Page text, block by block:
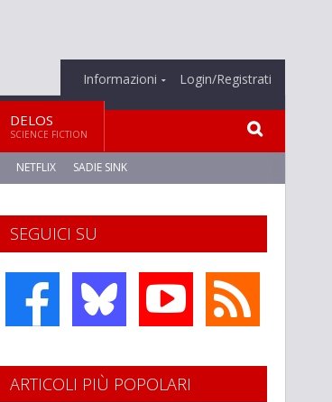
Informazioni Login/Registrati
DELOS
SCIENCE FICTION
NETFLIX SADIE SINK
SEGUICI SU
ARTICOLI PIÙ POPOLARI